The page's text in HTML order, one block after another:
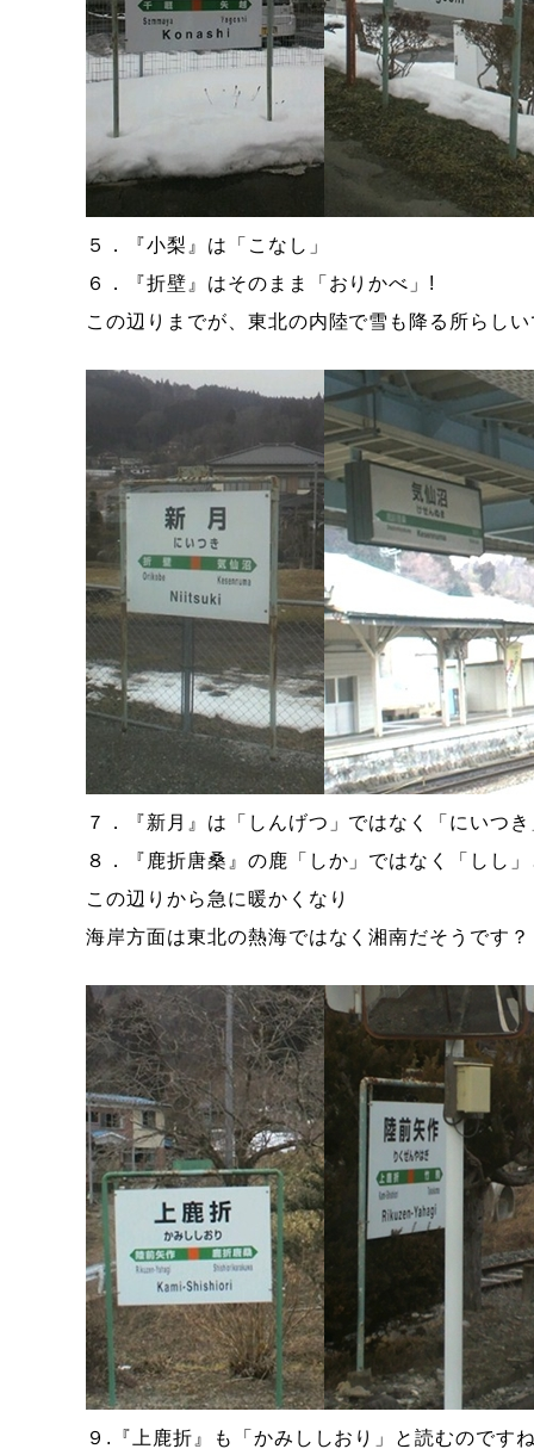
５．『小梨』は「こなし」
６．『折壁』はそのまま「おりかべ」!
この辺りまでが、東北の内陸で雪も降る所らし
７．『新月』は「しんげつ」ではなく「にいつ
８．『鹿折唐桑』の鹿「しか」ではなく「しし
この辺りから急に暖かくなり
海岸方面は東北の熱海ではなく湘南だそうです？
９.『上鹿折』も「かみししおり」と読むのです